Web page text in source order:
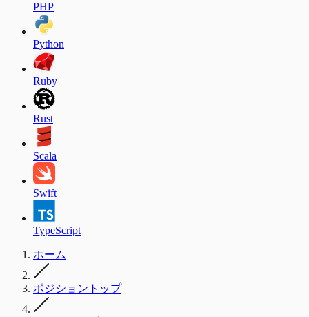
PHP
Python
Ruby
Rust
Scala
Swift
TypeScript
ホーム
ポジショントップ